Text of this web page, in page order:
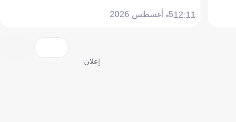
12:115 أغسطس 2026
إعلان